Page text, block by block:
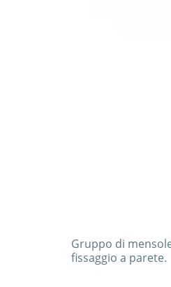
Gruppo di
fissaggio a parete.